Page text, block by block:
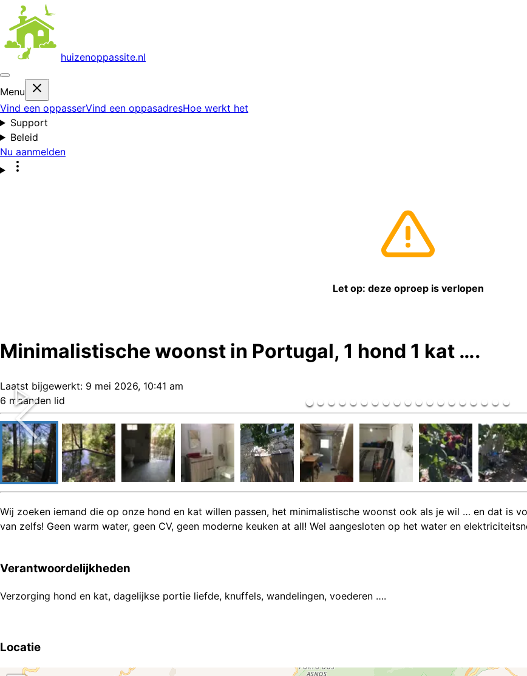
huizenoppassite.nl
Menu
Vind een oppasserVind een oppasadresHoe werkt het
Support
Beleid
Nu aanmelden
Let op: deze oproep is verlopen
Minimalistische woonst in Portugal, 1 hond 1 kat ….
Laatst bijgewerkt: 9 mei 2026, 10:41 am
6 maanden lid
Wij zoeken iemand die op onze hond en kat willen passen, het minimalistische woonst ook als je wil … en dat is
van zelfs! Geen warm water, geen CV, geen moderne keuken at all! Wel aangesloten op het water en
Verantwoordelijkheden
Verzorging hond en kat, dagelijkse portie liefde, knuffels, wandelingen, voederen ….
Locatie